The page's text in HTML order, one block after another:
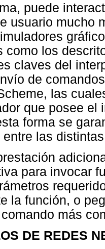
puede
usuario mucho
como los
claves del
de
las
que posee el
forma se
entre las
para invocar
la función, o
más
DE REDES